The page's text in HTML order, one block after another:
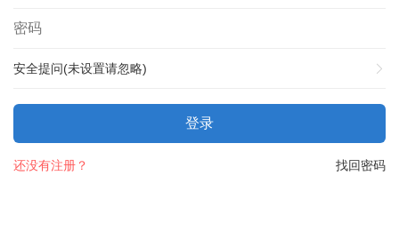
安全提问(未设置请忽略)
登录
找回密码
还没有注册？